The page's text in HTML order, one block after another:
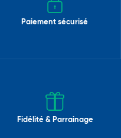
Paiement sécurisé
Fidélité & Parrainage